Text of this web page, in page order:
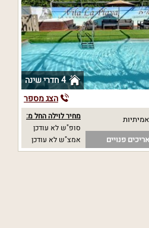
4 חדרי שינה
הצג מספר
פנויים
מחיר לוילה החל מ:
סופ"ש לא עודכן
אמצ"ש לא עודכן